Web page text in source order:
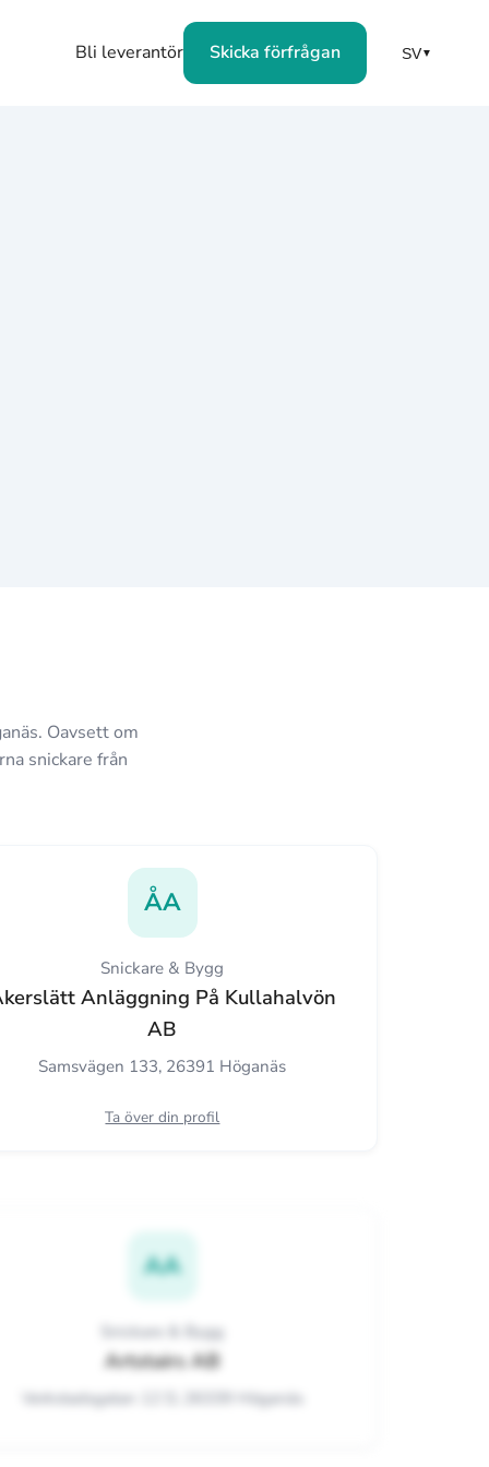
Bli leverantör Skicka förfrågan SV▼
Oavsett om
snickare från
ÅA
Snickare & Bygg
Anläggning På Kullahalvön
AB
Samsvägen 133, 26391 Höganäs
Ta över din profil
AA
Snickare & Bygg
Artstairs AB
Verkstadsgatan 12 D, 26339 Höganäs